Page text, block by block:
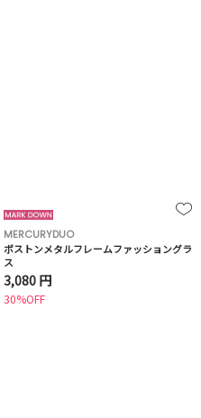
MERCURYDUO
ボストンメタルフレームファッショングラ
ス
3,080 円
30%OFF